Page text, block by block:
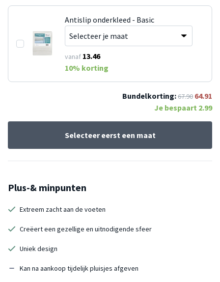
Antislip onderkleed - Basic
vanaf 13.46
10% korting
Bundelkorting:67.90 64.91
Je bespaart 2.99
Selecteer eerst een maat
Plus-& minpunten
Extreem zacht aan de voeten
Creëert een gezellige en uitnodigende sfeer
Uniek design
Kan na aankoop tijdelijk pluisjes afgeven